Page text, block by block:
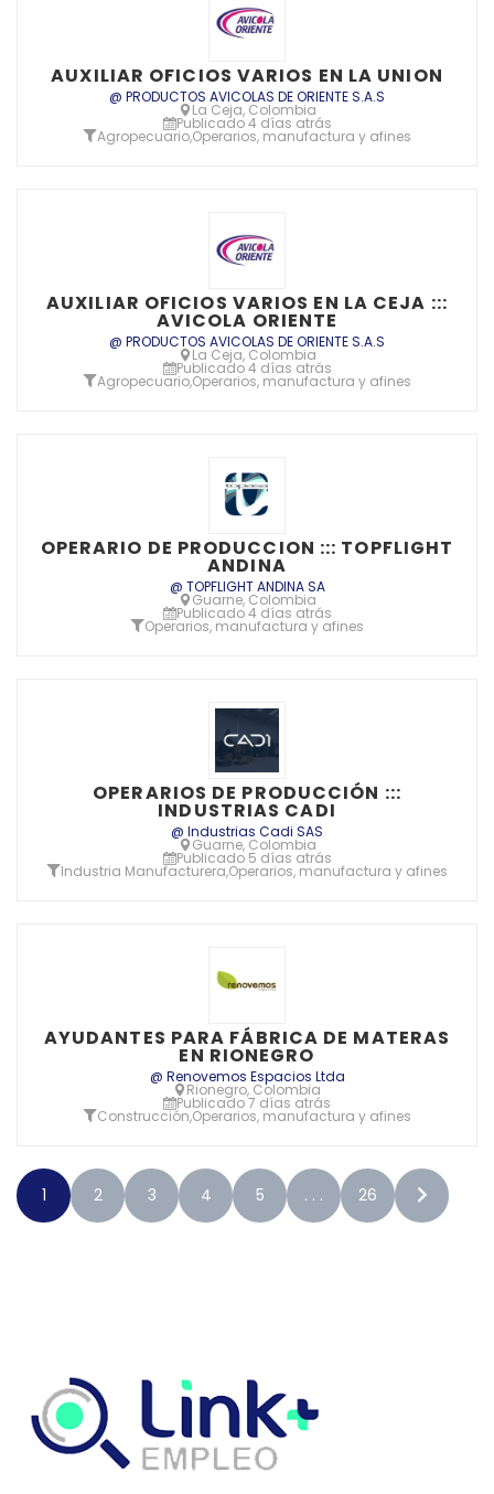
AUXILIAR OFICIOS VARIOS EN LA UNION
@ PRODUCTOS AVICOLAS DE ORIENTE S.A.S
La Ceja, Colombia
Publicado 4 días atrás
Agropecuario,Operarios, manufactura y afines
AUXILIAR OFICIOS VARIOS EN LA CEJA :::
AVICOLA ORIENTE
@ PRODUCTOS AVICOLAS DE ORIENTE S.A.S
La Ceja, Colombia
Publicado 4 días atrás
Agropecuario,Operarios, manufactura y afines
OPERARIO DE PRODUCCION ::: TOPFLIGHT
ANDINA
@ TOPFLIGHT ANDINA SA
Guarne, Colombia
Publicado 4 días atrás
Operarios, manufactura y afines
OPERARIOS DE PRODUCCIÓN :::
INDUSTRIAS CADI
@ Industrias Cadi SAS
Guarne, Colombia
Publicado 5 días atrás
Industria Manufacturera,Operarios, manufactura y afines
AYUDANTES PARA FÁBRICA DE MATERAS
EN RIONEGRO
@ Renovemos Espacios Ltda
Rionegro, Colombia
Publicado 7 días atrás
Construcción,Operarios, manufactura y afines
1 2 3 4 5 . . . 26